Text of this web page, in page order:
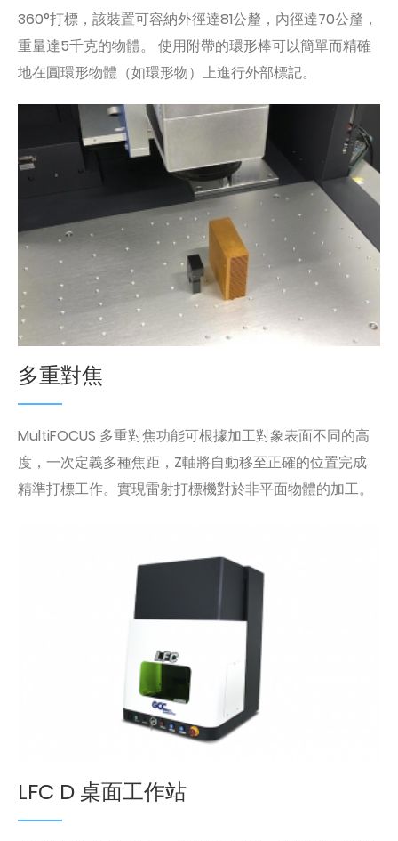
360°打標，該裝置可容納外徑達81公釐，內徑達70公釐，
重量達5千克的物體。 使用附帶的環形棒可以簡單而精確
地在圓環形物體（如環形物）上進行外部標記。
多重對焦
MultiFOCUS 多重對焦功能可根據加工對象表面不同的高
度，一次定義多種焦距，Z軸將自動移至正確的位置完成
精準打標工作。實現雷射打標機對於非平面物體的加工。
LFC D 桌面工作站